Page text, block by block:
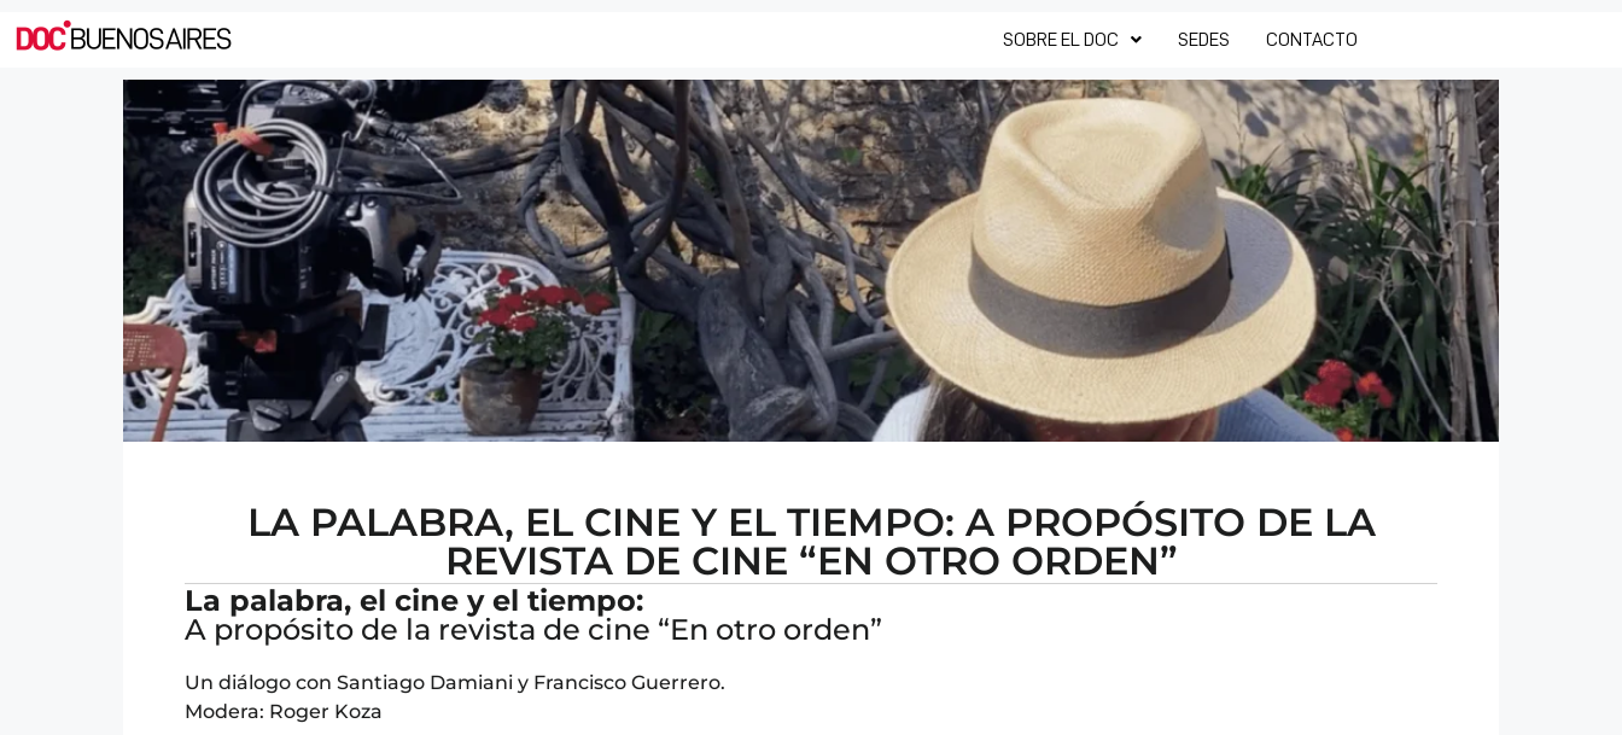
SOBRE EL DOC SEDES CONTACTO
LA PALABRA, EL CINE Y EL TIEMPO: A PROPÓSITO DE LA
REVISTA DE CINE “EN OTRO ORDEN”
La palabra, el cine y el tiempo:
A propósito de la revista de cine “En otro orden”
Un diálogo con Santiago Damiani y Francisco Guerrero.
Modera: Roger Koza